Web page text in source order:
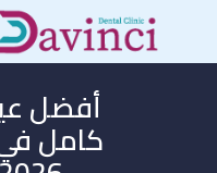
أفضل
كامل